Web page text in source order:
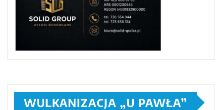
WULKANIZACJA „U PAWŁA”